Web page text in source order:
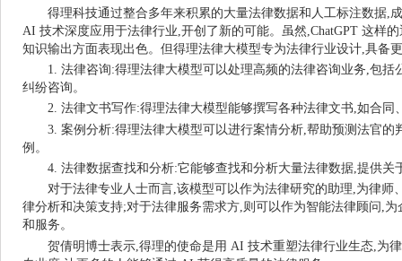
得理科技通过整合多年来积累的大量法律数据和人工标注数据,
AI 技术深度应用于法律行业,开创了新的可能。虽然,ChatGPT 这样
知识输出方面表现出色。但得理法律大模型专为法律行业设计,具备
1. 法律咨询:得理法律大模型可以处理高频的法律咨询业务,包括
纠纷咨询。
2. 法律文书写作:得理法律大模型能够撰写各种法律文书,如合同
3. 案例分析:得理法律大模型可以进行案情分析,帮助预测法官的
例。
4. 法律数据查找和分析:它能够查找和分析大量法律数据,提供关
对于法律专业人士而言,该模型可以作为法律研究的助理,为律师
律分析和决策支持;对于法律服务需求方,则可以作为智能法律顾问,
和服务。
贺倩明博士表示,得理的使命是用 AI 技术重塑法律行业生态,为